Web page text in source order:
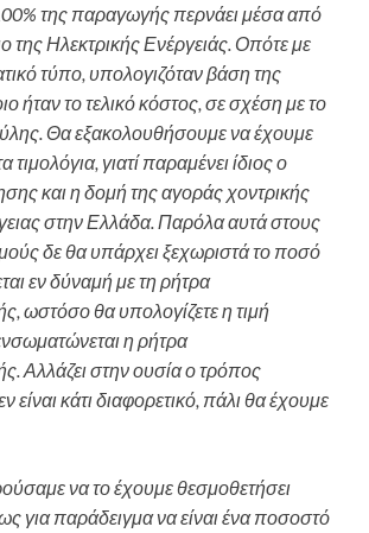
100% της παραγωγής περνάει μέσα από
της Ηλεκτρικής Ενέργειάς. Οπότε με
τύπο, υπολογιζόταν βάση της
ήταν το τελικό κόστος, σε σχέση με το
Θα εξακολουθήσουμε να έχουμε
τιμολόγια, γιατί παραμένει ίδιος ο
και η δομή της αγοράς χοντρικής
στην Ελλάδα. Παρόλα αυτά στους
δε θα υπάρχει ξεχωριστά το ποσό
εν δύναμή με τη ρήτρα
ωστόσο θα υπολογίζετε η τιμή
η ρήτρα
Αλλάζει στην ουσία ο τρόπος
είναι κάτι διαφορετικό, πάλι θα έχουμε
να το έχουμε θεσμοθετήσει
για παράδειγμα να είναι ένα ποσοστό